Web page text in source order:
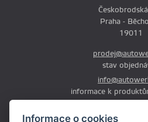
Informace o cookies
Praha -
19011
stav
informace k